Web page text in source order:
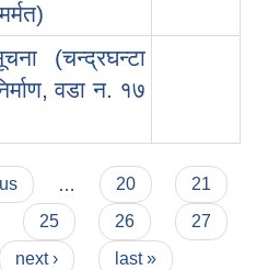
(चन्द्रघन्टा
वडा न. १७
20
21
25 26
27
next › last »